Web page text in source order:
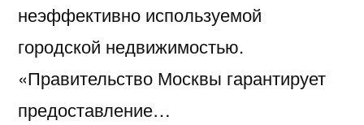
неэффективно используемой
городской недвижимостью.
«Правительство Москвы гарантирует
предоставление…